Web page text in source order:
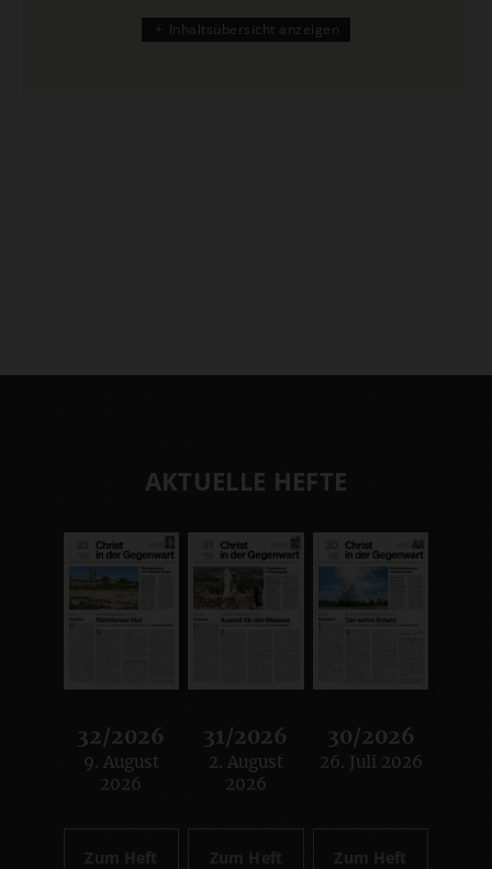
Inhaltsübersicht anzeigen
AKTUELLE HEFTE
32/2026
:
9. August
2026
Zum Heft
31/2026
:
2. August
2026
Zum Heft
30/2026
:
26. Juli 2026
Zum Heft